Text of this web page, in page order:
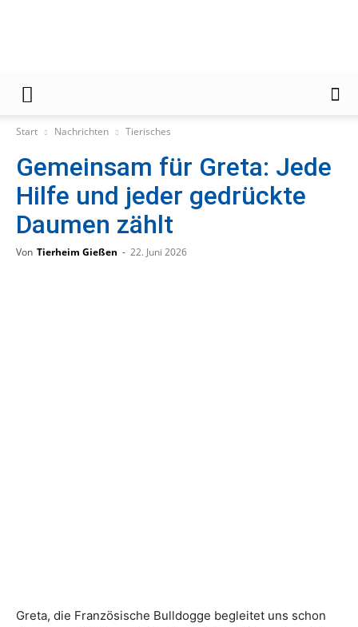
Zeitung
Start Nachrichten Tierisches
Gemeinsam für Greta: Jede
Hilfe und jeder gedrückte
Daumen zählt
Von Tierheim Gießen - 22. Juni 2026
Greta, die Französische Bulldogge begleitet uns schon